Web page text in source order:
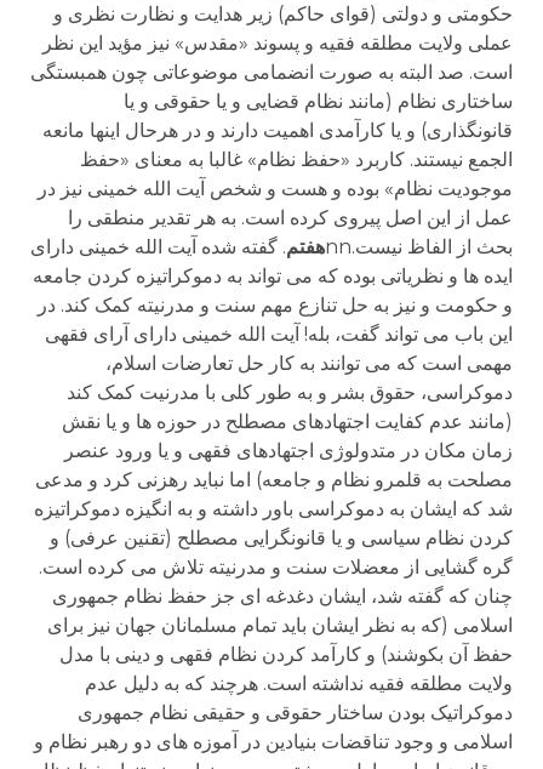
حکومتی و دولتی (قوای حاکم) زیر هدایت و نظارت نظری و
عملی ولایت مطلقه فقیه و پسوند «مقدس» نیز مؤید این نظر
است. صد البته به صورت انضمامی موضوعاتی چون همبستگی
ساختاری نظام (مانند نظام قضایی و یا حقوقی و یا
قانونگذاری) و یا کارآمدی اهمیت دارند و در هرحال اینها مانعه
الجمع نیستند. کاربرد «حفظ نظام» غالبا به معنای «حفظ
موجودیت نظام» بوده و هست و شخص آیت الله خمینی نیز در
عمل از این اصل پیروی کرده است. به هر تقدیر منطقی را
بحث از الفاظ نیست.nn
هفتم. گفته شده آیت الله خمینی دارای
ایده ها و نظریاتی بوده که می تواند به دموکراتیزه کردن جامعه
و حکومت و نیز به حل تنازع مهم سنت و مدرنیته کمک کند. در
این باب می تواند گفت، بله! آیت الله خمینی دارای آرای فقهی
مهمی است که می توانند به کار حل تعارضات اسلام،
دموکراسی، حقوق بشر و به طور کلی با مدرنیت کمک کند
(مانند عدم کفایت اجتهادهای مصطلح در حوزه ها و یا نقش
زمان مکان در متدولوژی اجتهادهای فقهی و یا ورود عنصر
مصلحت به قلمرو نظام و جامعه) اما نباید رهزنی کرد و مدعی
شد که ایشان به دموکراسی باور داشته و به انگیزه دموکراتیزه
کردن نظام سیاسی و یا قانونگرایی مصطلح (تقنین عرفی) و
گره گشایی از معضلات سنت و مدرنیته تلاش می کرده است.
چنان که گفته شد، ایشان دغدغه ای جز حفظ نظام جمهوری
اسلامی (که به نظر ایشان باید تمام مسلمانان جهان نیز برای
حفظ آن بکوشند) و کارآمد کردن نظام فقهی و دینی با مدل
ولایت مطلقه فقیه نداشته است. هرچند که به دلیل عدم
دموکراتیک بودن ساختار حقوقی و حقیقی نظام جمهوری
اسلامی و وجود تناقضات بنیادین در آموزه های دو رهبر نظام و